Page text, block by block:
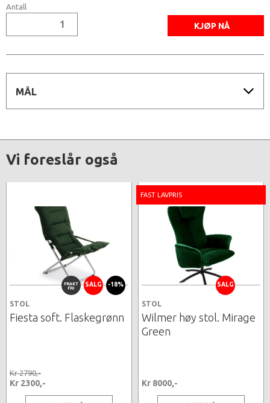
Antall
MÅL
Vi foreslår også
SALG -18%
FRAKT
FRI
STOL
Fiesta soft. Flaskegrønn
Kr 2790,-
Kr 2300,-
FAST LAVPRIS
SALG
STOL
Wilmer høy stol. Mirage
Green
Kr 8000,-